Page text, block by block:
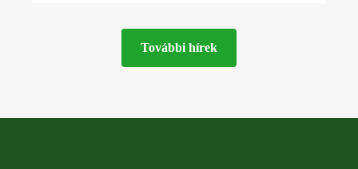
További hírek